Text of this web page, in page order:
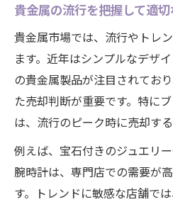
貴金属の流行を把握して適
貴金属市場では、流行やトレ
ます。近年はシンプルなデザ
の貴金属製品が注目されてお
た売却判断が重要です。特に
は、流行のピーク時に売却す
例えば、宝石付きのジュエリ
腕時計は、専門店での需要が
す。トレンドに敏感な店舗で